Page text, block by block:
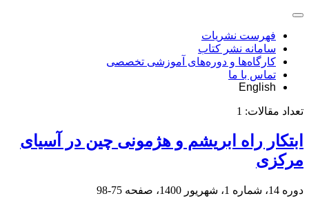
فهرست نشریات
سامانه نشر کتاب
کارگاه‌ها و دوره‌های آموزشی تخصصی
تماس با ما
English
تعداد مقالات: 1
ابتکار راه ابریشم و هژمونی چین در آسیای
مرکزی
دوره 14، شماره 1، شهریور 1400، صفحه 75-98